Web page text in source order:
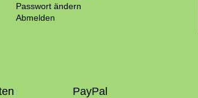
Passwort ändern
Abmelden
PayPal